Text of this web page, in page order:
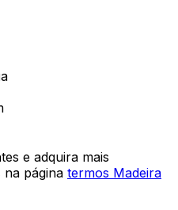
e adquira mais
página termos Madeira